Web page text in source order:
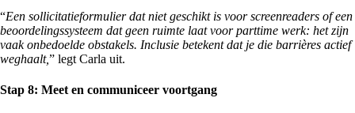
“Een sollicitatieformulier dat niet geschikt is voor screenreaders of een
beoordelingssysteem dat geen ruimte laat voor parttime werk: het zijn
vaak onbedoelde obstakels. Inclusie betekent dat je die barrières actief
weghaalt,” legt Carla uit.
Stap 8: Meet en communiceer voortgang